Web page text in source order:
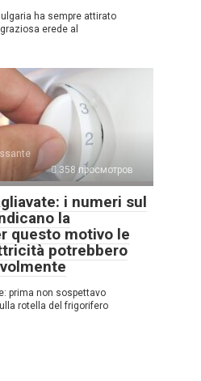
ha sempre attirato
erede al
358 просмотров
i numeri sul
la
questo motivo le
potrebbero
prima non sospettavo
rotella del frigorifero